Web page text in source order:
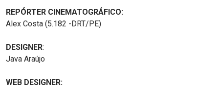
REPÓRTER CINEMATOGRÁFICO:
Alex Costa (5.182 -DRT/PE)
DESIGNER:
Java Araújo
WEB DESIGNER: